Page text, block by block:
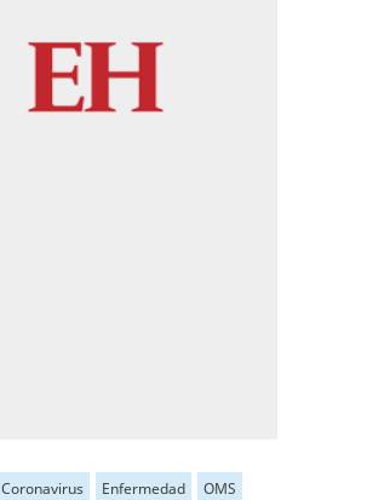
Coronavirus Enfermedad
OMS